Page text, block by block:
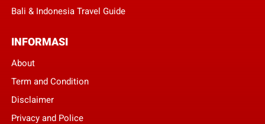
Bali & Indonesia Travel Guide
INFORMASI
About
Term and Condition
Disclaimer
Privacy and Police